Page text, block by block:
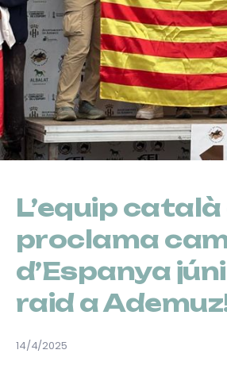
L’equip català
proclama
d’Espanya
raid a
14/4/2025